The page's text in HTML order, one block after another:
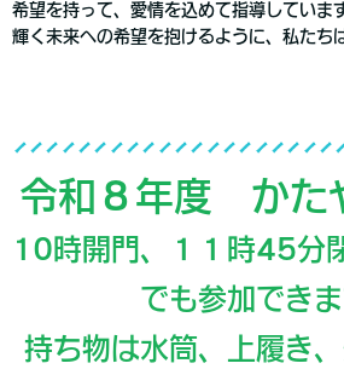
希望を持って、愛情を込めて指導していま
輝く未来への希望を抱けるように、私たち
令和８年度 かた
10時開門、１１時45分
でも参加でき
持ち物は水筒、上履き